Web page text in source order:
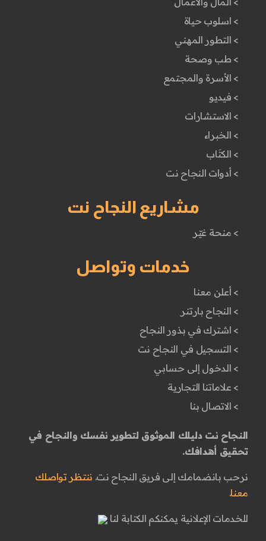
> اسلوب حياة
> التطور المهني
> طب وصحة
> الأسرة والمجتمع
> فيديو
> الاستشارات
> الخبراء
> الكتَاب
> أدوات النجاح نت
مشاريع النجاح نت
> منحة غيّر
خدمات وتواصل
> أعلن معنا
> النجاح بارتنر
> اشترك في بذور النجاح
> التسجيل في النجاح نت
> الدخول إلى حسابي
> علاماتنا التجارية
> الاتصال بنا
النجاح نت دليلك الموثوق لتطوير نفسك والنجاح في
تحقيق أهدافك.
نرحب بانضمامك إلى فريق النجاح نت. ننتظر تواصلك
معنا.
للخدمات الإعلانية يمكنكم الكتابة لنا